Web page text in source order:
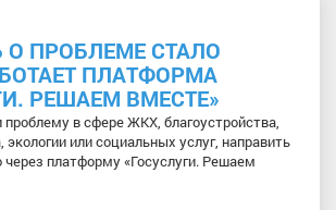
ПРОБЛЕМЕ СТАЛО
ПЛАТФОРМА
РЕШАЕМ ВМЕСТЕ»
в сфере ЖКХ, благоустройства,
экологии или социальных услуг, направить
платформу «Госуслуги. Решаем